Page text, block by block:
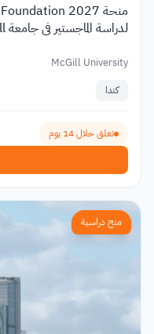
لدراسة الماجستير في جامعة McGill
McGill University
كندا
تغلق خلال 14 يوم
منح دراسية